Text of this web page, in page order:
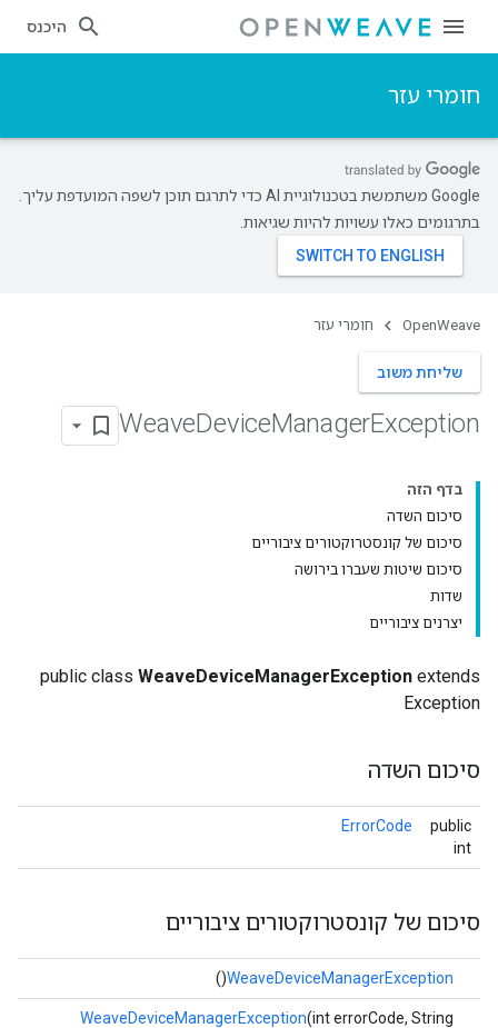
היכנס
חומרי עזר
‫Google משתמשת בטכנולוגיית AI כדי לתרגם תוכן לשפה המועדפת עליך.
בתרגומים כאלו עשויות להיות שגיאות.
OpenWeave חומרי עזר
שליחת משוב
WeaveDeviceManagerException
בדף הזה
סיכום השדה
סיכום של קונסטרוקטורים ציבוריים
סיכום שיטות שעברו בירושה
שדות
יצרנים ציבוריים
public class WeaveDeviceManagerException extends
Exception
סיכום השדה
public
int
ErrorCode
סיכום של קונסטרוקטורים ציבוריים
WeaveDeviceManagerException
()
WeaveDeviceManagerException(int errorCode, String